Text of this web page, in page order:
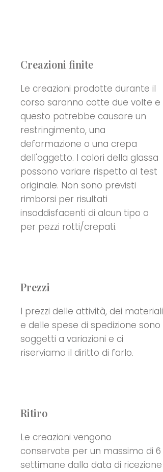
Creazioni finite
Le creazioni prodotte durante il
corso saranno cotte due volte e
questo potrebbe causare un
restringimento, una
deformazione o una crepa
dell'oggetto. I colori della glassa
possono variare rispetto al test
originale. Non sono previsti
rimborsi per risultati
insoddisfacenti di alcun tipo o
per pezzi rotti/crepati.
Prezzi
I prezzi delle attività, dei materiali
e delle spese di spedizione sono
soggetti a variazioni e ci
riserviamo il diritto di farlo.
Ritiro
Le creazioni vengono
conservate per un massimo di 6
settimane dalla data di ricezione